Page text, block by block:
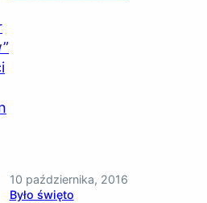
10 października, 2016
Było święto